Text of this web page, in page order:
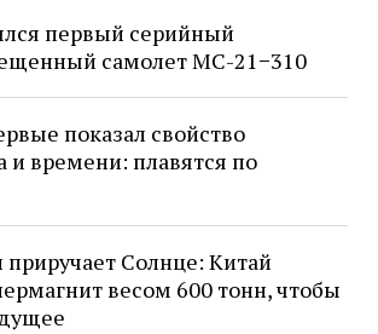
первый серийный
самолет МС-21−310
показал свойство
и времени: плавятся по
Солнце: Китай
весом 600 тонн, чтобы